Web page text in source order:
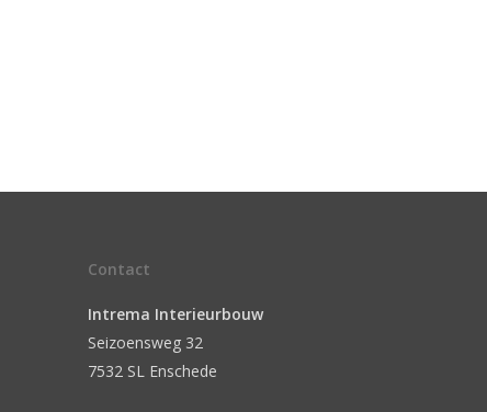
Contact
Intrema Interieurbouw
Seizoensweg 32
7532 SL Enschede